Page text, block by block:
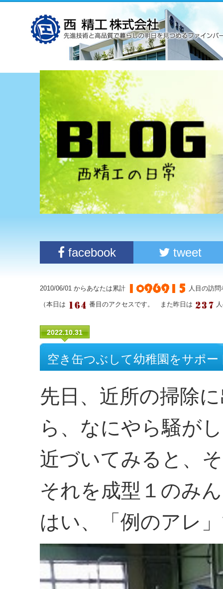
facebook tweet
2010/06/01 からあなたは累計 人目の訪
（本日は 番目のアクセスです。 また昨日は
2022.10.31
空き缶つぶして幼稚園をサポー
先日、近所の掃除
ら、なにやら騒が
近づいてみると、
それを成型１のみ
はい、「例のアレ